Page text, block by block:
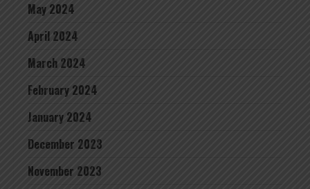
May 2024
April 2024
March 2024
February 2024
January 2024
December 2023
November 2023